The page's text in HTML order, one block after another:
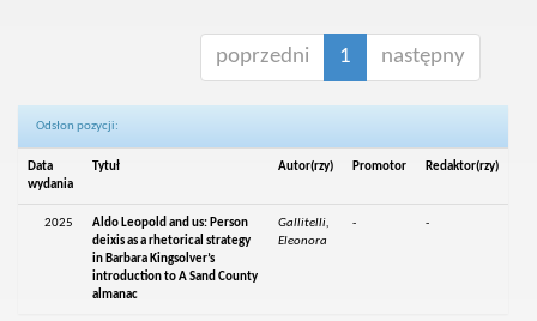
poprzedni 1 następny
Odsłon pozycji:
Data
wydania
Tytuł Autor(rzy) Promotor Redaktor(rzy)
2025
Aldo Leopold and us: Person
deixis as a rhetorical strategy
in Barbara Kingsolver’s
introduction to A Sand County
almanac
Gallitelli,
Eleonora
- -